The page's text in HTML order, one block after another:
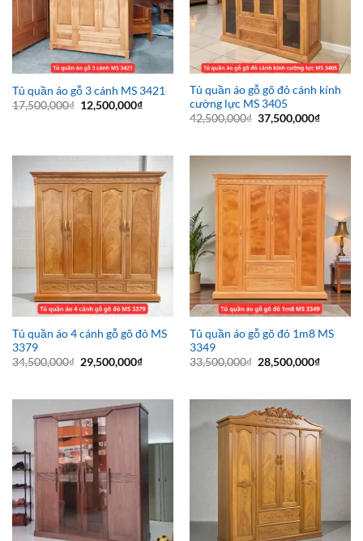
Tủ quần áo gỗ 3 cánh MS 3421
17,500,000₫ Giá
gốc
12,500,000₫Giá
Tủ quần áo gỗ gõ đỏ cánh kính
cường lực MS 3405
42,500,000₫ Giá
gốc
37,500,000₫Giá
Tủ quần áo 4 cánh gỗ gõ đỏ MS
3379
34,500,000₫ Giá
gốc
29,500,000₫Giá
29,500,000₫.
Tủ quần áo gỗ gõ đỏ 1m8 MS
3349
33,500,000₫ Giá
gốc
28,500,000₫Giá